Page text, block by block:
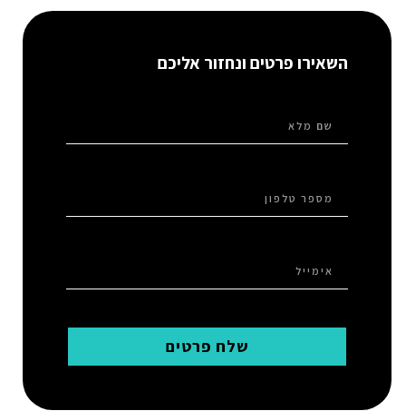
השאירו פרטים ונחזור אליכם
שלח פרטים